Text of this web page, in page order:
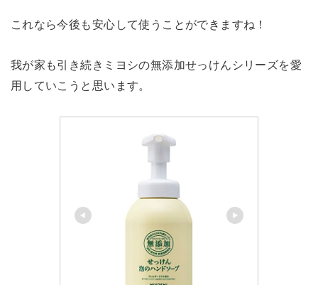
これなら今後も安心して使うことができますね！
我が家も引き続きミヨシの無添加せっけんシリーズを愛
用していこうと思います。